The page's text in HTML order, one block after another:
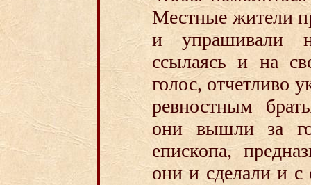
Местные жители
и упрашивали
ссылаясь и на
голос, отчетливо
ревностным
они вышли за
епископа,
они и сделали и с